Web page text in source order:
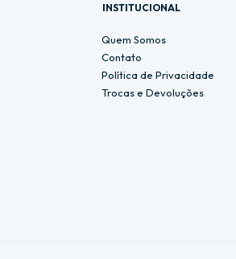
INSTITUCIONAL
Quem Somos
Contato
Política de Privacidade
Trocas e Devoluções